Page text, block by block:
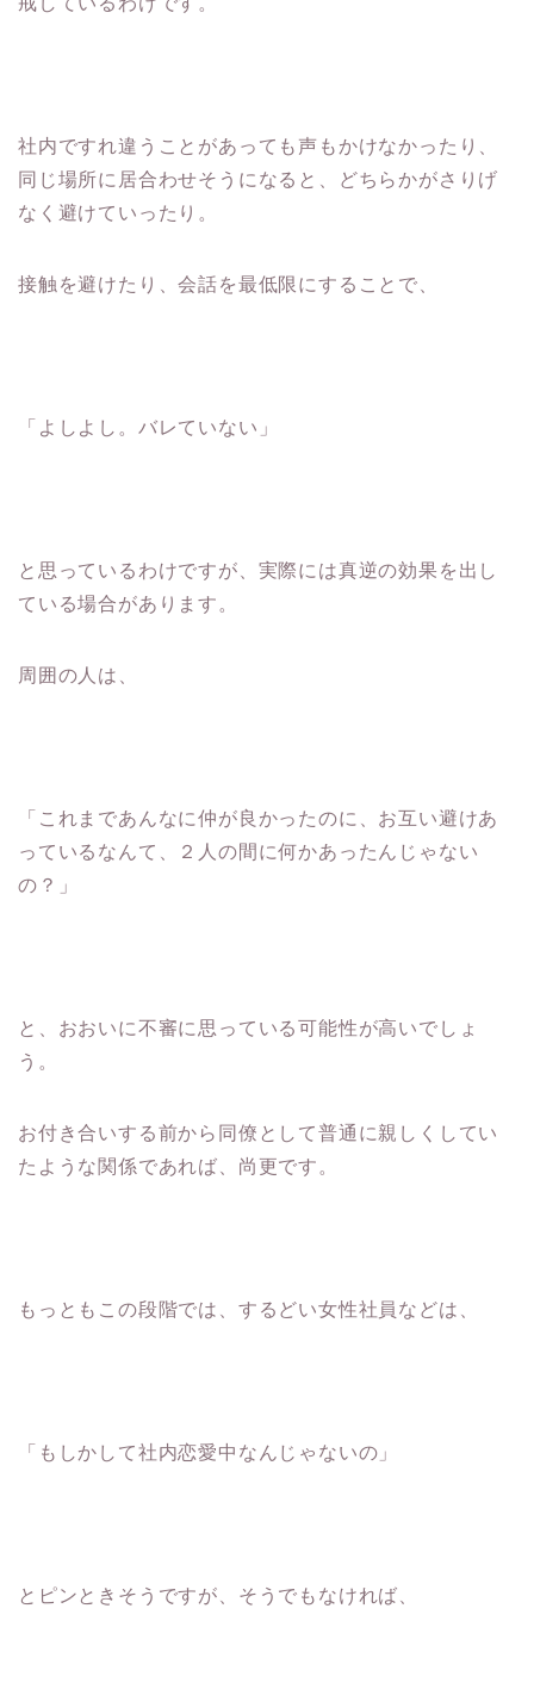
社内ですれ違うことがあっても声もかけなかったり、
同じ場所に居合わせそうになると、どちらかがさりげ
なく避けていったり。
接触を避けたり、会話を最低限にすることで、
「よしよし。バレていない」
と思っているわけですが、実際には真逆の効果を出し
ている場合があります。
周囲の人は、
「これまであんなに仲が良かったのに、お互い避けあ
っているなんて、２人の間に何かあったんじゃない
の？」
と、おおいに不審に思っている可能性が高いでしょ
う。
お付き合いする前から同僚として普通に親しくしてい
たような関係であれば、尚更です。
もっともこの段階では、するどい女性社員などは、
「もしかして社内恋愛中なんじゃないの」
とピンときそうですが、そうでもなければ、